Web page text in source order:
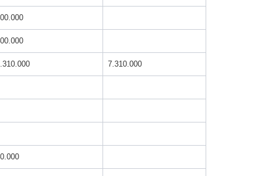
7.310.000